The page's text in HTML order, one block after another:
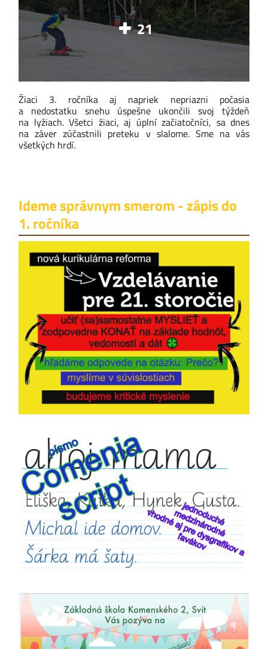
21
Žiaci 3. ročníka aj napriek nepriazni počasia
a nedostatku snehu úspešne ukončili svoj týždeň
na lyžiach. Všetci žiaci, aj úplní začiatočníci, sa dnes
na záver zúčastnili preteku v slalome. Sme na vás
všetkých hrdí.
Ideme správnym smerom - zápis do
1. ročníka